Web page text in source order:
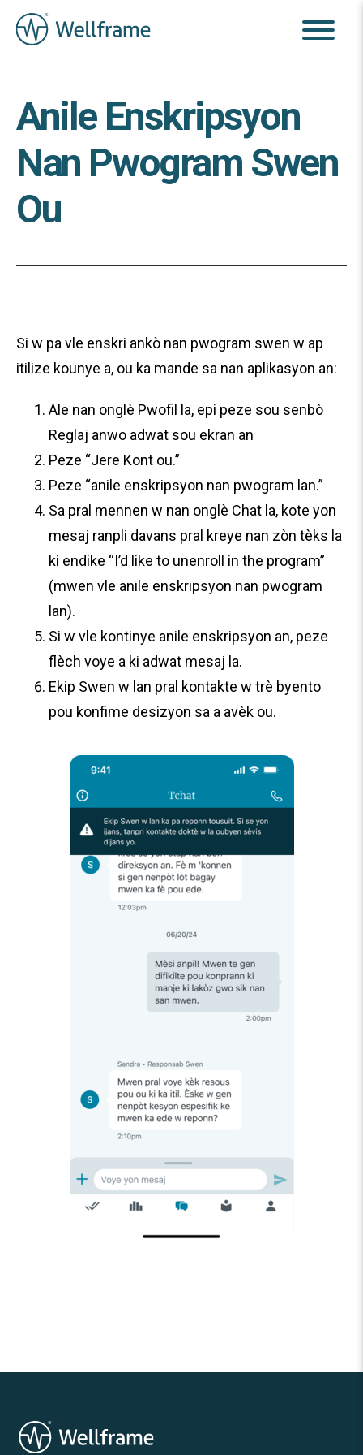
Anile Enskripsyon
Nan Pwogram Swen
Ou
Si w pa vle enskri ankò nan pwogram swen w ap
itilize kounye a, ou ka mande sa nan aplikasyon an:
Ale nan onglè Pwofil la, epi peze sou senbò
Reglaj anwo adwat sou ekran an
Peze “Jere Kont ou.”
Peze “anile enskripsyon nan pwogram lan.”
Sa pral mennen w nan onglè Chat la, kote yon
mesaj ranpli davans pral kreye nan zòn tèks la
ki endike “I’d like to unenroll in the program”
(mwen vle anile enskripsyon nan pwogram
lan).
Si w vle kontinye anile enskripsyon an, peze
flèch voye a ki adwat mesaj la.
Ekip Swen w lan pral kontakte w trè byento
pou konfime desizyon sa a avèk ou.